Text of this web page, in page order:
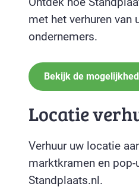
met het verhuren van
ondernemers.
Bekijk de
Locatie
Verhuur uw locatie
marktkramen en
Standplaats.nl.